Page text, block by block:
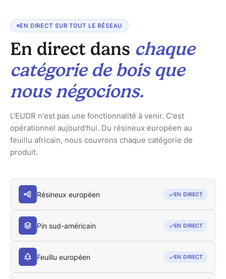
EN DIRECT SUR TOUT LE RÉSEAU
En direct dans chaque
catégorie de bois que
nous négocions.
L'EUDR n'est pas une fonctionnalité à venir. C'est
opérationnel aujourd'hui. Du résineux européen au
feuillu africain, nous couvrons chaque catégorie de
produit.
Résineux européen EN DIRECT
Pin sud-américain EN DIRECT
Feuillu européen EN DIRECT